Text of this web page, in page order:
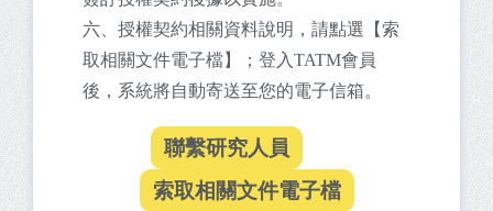
六、授權契約相關資料說明，請點選【索
取相關文件電子檔】；登入TATM會員
後，系統將自動寄送至您的電子信箱。